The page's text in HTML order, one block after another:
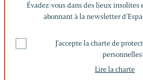
Évadez-vous dans des lieux insolites
abonnant à la newsletter
J'accepte la charte de
personnelles
Lire la charte